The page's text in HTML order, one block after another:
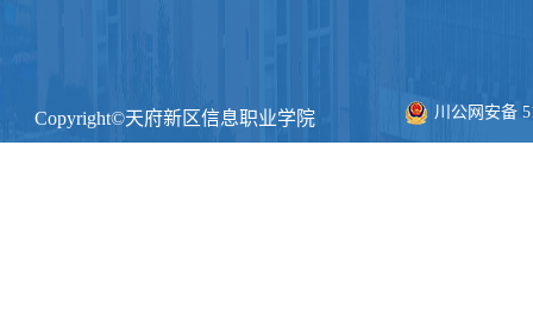
Copyright©天府新区信息职业学院 川公网安备